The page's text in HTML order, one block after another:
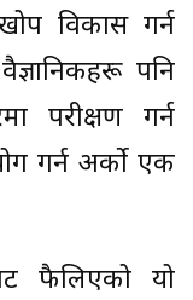
विकास गर्न
पनि
परीक्षण गर्न
गर्न अर्को एक
फैलिएको यो